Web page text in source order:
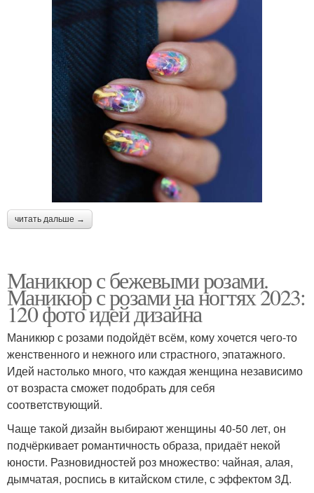
читать дальше →
Маникюр с бежевыми розами.
Маникюр с розами на ногтях 2023:
120 фото идей дизайна
Маникюр с розами подойдёт всём, кому хочется чего-то
женственного и нежного или страстного, эпатажного.
Идей настолько много, что каждая женщина независимо
от возраста сможет подобрать для себя
соответствующий.
Чаще такой дизайн выбирают женщины 40-50 лет, он
подчёркивает романтичность образа, придаёт некой
юности. Разновидностей роз множество: чайная, алая,
дымчатая, роспись в китайском стиле, с эффектом 3Д.